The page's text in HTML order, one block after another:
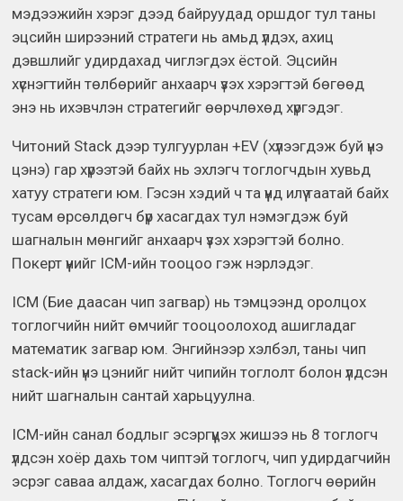
мэдээжийн хэрэг дээд байруудад оршдог тул таны
эцсийн ширээний стратеги нь амьд үлдэх, ахиц
дэвшлийг удирдахад чиглэгдэх ёстой. Эцсийн
хүснэгтийн төлбөрийг анхаарч үзэх хэрэгтэй бөгөөд
энэ нь ихэвчлэн стратегийг өөрчлөхөд хүргэдэг.
Читоний Stack дээр тулгуурлан +EV (хүлээгдэж буй үнэ
цэнэ) гар хүрээтэй байх нь эхлэгч тоглогчдын хувьд
хатуу стратеги юм. Гэсэн хэдий ч та үүнд илүү таатай байх
тусам өрсөлдөгч бүр хасагдах тул нэмэгдэж буй
шагналын мөнгийг анхаарч үзэх хэрэгтэй болно.
Покерт үүнийг ICM-ийн тооцоо гэж нэрлэдэг.
ICM (Бие даасан чип загвар) нь тэмцээнд оролцох
тоглогчийн нийт өмчийг тооцоолоход ашигладаг
математик загвар юм. Энгийнээр хэлбэл, таны чип
stack-ийн үнэ цэнийг нийт чипийн тоглолт болон үлдсэн
нийт шагналын сантай харьцуулна.
ICM-ийн санал бодлыг эсэргүүцэх жишээ нь 8 тоглогч
үлдсэн хоёр дахь том чиптэй тоглогч, чип удирдагчийн
эсрэг саваа алдаж, хасагдах болно. Тоглогч өөрийн